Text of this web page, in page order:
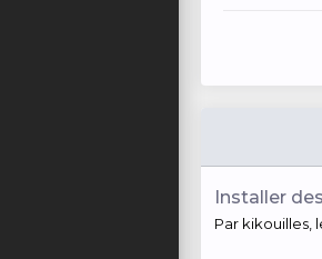
Installer
Par kikouilles